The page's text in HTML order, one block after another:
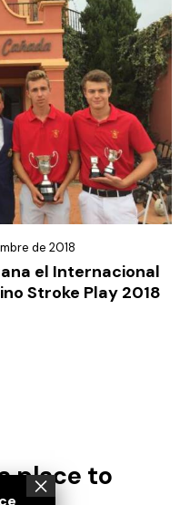
de 2018
el Internacional
Stroke Play 2018
place to